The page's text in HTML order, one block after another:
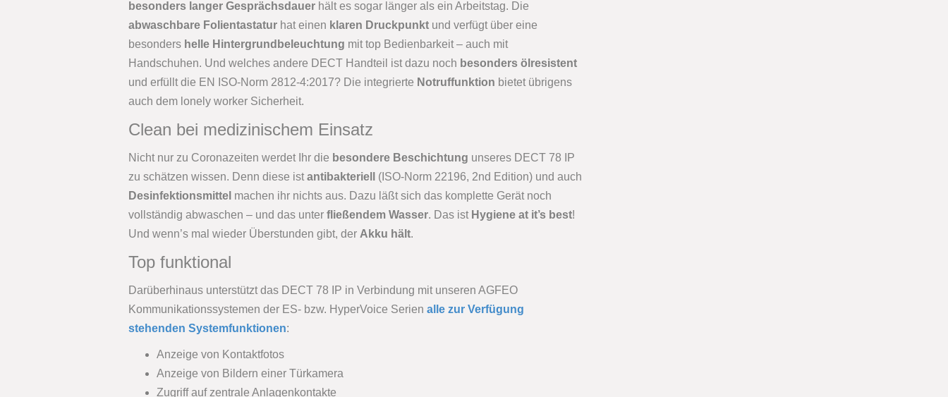
besonders langer Gesprächsdauer hält es sogar länger als ein Arbeitstag. Die
abwaschbare Folientastatur hat einen klaren Druckpunkt und verfügt über eine
besonders helle Hintergrundbeleuchtung mit top Bedienbarkeit – auch mit
Handschuhen. Und welches andere DECT Handteil ist dazu noch besonders ölresistent
und erfüllt die EN ISO-Norm 2812-4:2017? Die integrierte Notruffunktion bietet übrigens
auch dem lonely worker Sicherheit.
Clean bei medizinischem Einsatz
Nicht nur zu Coronazeiten werdet Ihr die besondere Beschichtung unseres DECT 78 IP
zu schätzen wissen. Denn diese ist antibakteriell
(ISO-Norm 22196, 2nd Edition) und auch
Desinfektionsmittel machen ihr nichts aus. Dazu läßt sich das komplette Gerät noch
vollständig abwaschen – und das unter fließendem Wasser. Das ist Hygiene at it’s best!
Und wenn’s mal wieder Überstunden gibt, der Akku hält.
Top funktional
Darüberhinaus unterstützt das DECT 78 IP in Verbindung mit unseren AGFEO
Kommunikationssystemen der ES- bzw. HyperVoice Serien alle zur Verfügung
stehenden Systemfunktionen:
Anzeige von Kontaktfotos
Anzeige von Bildern einer Türkamera
Zugriff auf zentrale Anlagenkontakte